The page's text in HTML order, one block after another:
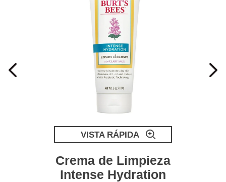
VISTA RÁPIDA
Crema de Limpieza
Intense Hydration